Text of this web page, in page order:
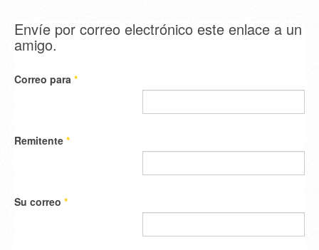
Envíe por correo electrónico este enlace a un
amigo.
Correo para *
Remitente *
Su correo *